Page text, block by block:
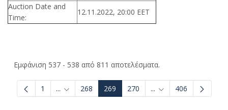
Auction Date and
Time:
12.11.2022, 20:00 EET
Εμφάνιση 537 - 538 από 811 αποτελέσματα.
1 ... Ενδιάμεσες σελίδες Use TAB to navigate.
268 269 270 ... Ενδιάμεσες
406